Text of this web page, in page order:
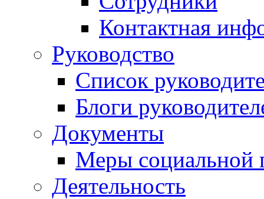
Контактная
Руководство
Список
Блоги
Документы
Меры социальной
Деятельность